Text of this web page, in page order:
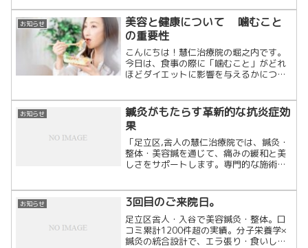
イアルが3,980円になります。30日まで
限...
お知らせ
美容と健康について 噛むこと
の重要性
こんにちは！慧仁治療院の堀之内です。
今日は、食事の際に「噛むこと」がどれ
ほどダイエットに影響を与えるかについ
体重増加につながる可能性があることを
ご存知でしょうか？・早食...
お知らせ
鍼灸がもたらす革新的な抗炎症効
果
「足立区,舎人の慧仁治療院では、鍼灸・
整体・美容鍼を通じて、痛みの緩和と美
しさをサポートします。専門的な施術で
お知らせ 3回目のご来院日。
足立区舎人・入谷で美容鍼灸・整体。口
コミ累計1200件超の実績。分子栄養学×
鍼灸の統合設計で、エラ張り・食いしば